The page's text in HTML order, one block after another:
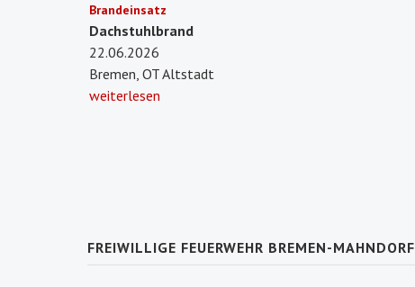
Brandeinsatz
Dachstuhlbrand
22.06.2026
Bremen, OT Altstadt
weiterlesen
FREIWILLIGE FEUERWEHR BREMEN-MAHNDORF